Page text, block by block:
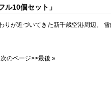
ル10個セット」
りが近づいてきた新千歳空港周辺
次のページ>>最後 »